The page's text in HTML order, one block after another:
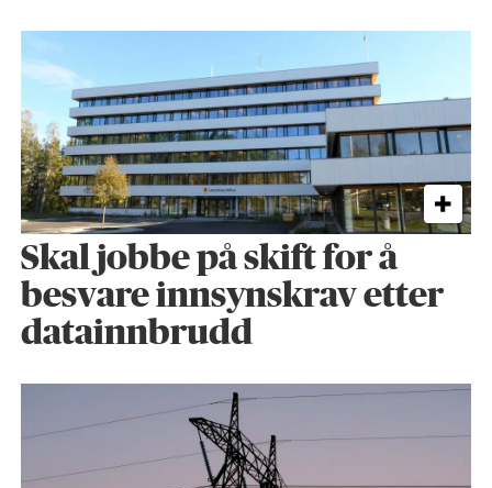
Skal jobbe på skift for å
besvare innsynskrav etter
datainnbrudd